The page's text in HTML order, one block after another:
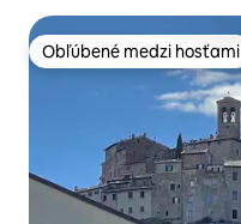
Obľúbené medzi hosťami
Obľúbené medzi hosťami